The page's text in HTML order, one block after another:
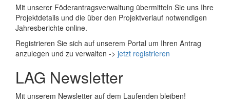
Mit unserer Föderantragsverwaltung übermitteln Sie uns Ihre
Projektdetails und die über den Projektverlauf notwendigen
Jahresberichte online.
Registrieren Sie sich auf unserem Portal um Ihren Antrag
anzulegen und zu verwalten -> jetzt registrieren
LAG Newsletter
Mit unserem Newsletter auf dem Laufenden bleiben!